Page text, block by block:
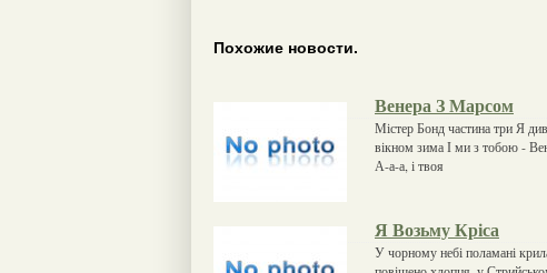
Похожие новости.
Венера З Марсом
Містер Бонд частина три Я
вікном зима І ми з тобою -
А-а-а, і твоя
Я Возьму Кріса
У чорному небі поламані